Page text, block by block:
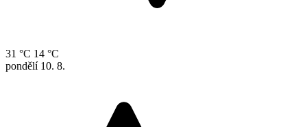
31 °C 14 °C
pondělí 10. 8.